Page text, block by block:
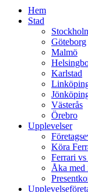
Hem
Stad
Göteborg
Malmö
Karlstad
Västerås
Örebro
Upplevelser
Köra
Ferrari
Åka med